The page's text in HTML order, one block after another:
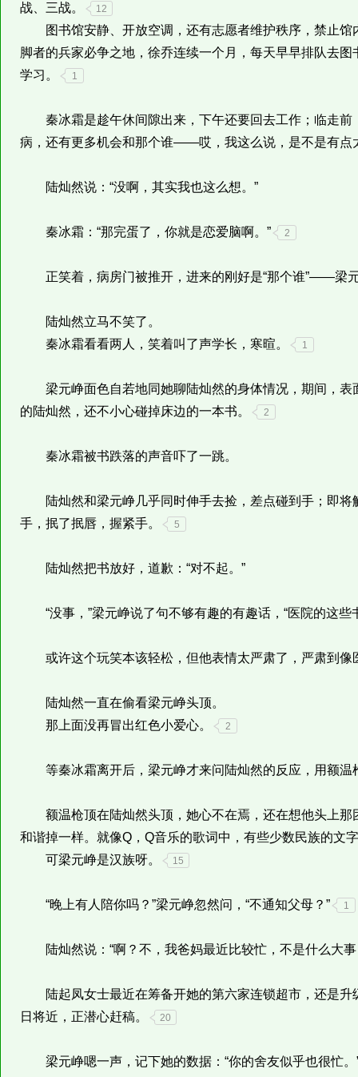
战、三战。
12
图书馆安静、开放空调，还有志愿者维护秩序，禁止馆
脚者的兵家必争之地，徐乔连续一个月，每天早早排队去
学习。
1
秦冰霜是趁午休间隙出来，下午还要回去工作；临走前
病，还有更多机会和那个谁——哎，我这么说，是不是有点
陆灿然说：“没啊，其实我也这么想。”
秦冰霜：“那完蛋了，你就是恋爱脑啊。” 2
正笑着，病房门被推开，进来的刚好是“那个谁”——梁
陆灿然立马不笑了。
秦冰霜看看两人，笑着叫了声学长，寒暄。
1
梁元峥面色自若地同她聊陆灿然的身体情况，期间，表
的陆灿然，还不小心碰掉床边的一本书。
2
秦冰霜被书跌落的声音吓了一跳。
陆灿然和梁元峥几乎同时伸手去捡，差点碰到手；即将
手，抿了抿唇，握紧手。
5
陆灿然把书放好，道歉：“对不起。”
“没事，”梁元峥说了句不够有趣的有趣话，“医院的这些
或许这个玩笑本该轻松，但他表情太严肃了，严肃到像
陆灿然一直在偷看梁元峥头顶。
那上面没再冒出红色小爱心。
2
等秦冰霜离开后，梁元峥才来问陆灿然的反应，用额温
额温枪顶在陆灿然头顶，她心不在焉，还在想他头上那
和谐掉一样。就像Q，Q音乐的歌词中，有些少数民族的文
可梁元峥是汉族呀。
15
“晚上有人陪你吗？”梁元峥忽然问，“不通知父母？” 1
陆灿然说：“啊？不，我爸妈最近比较忙，不是什么大事
陆起凤女士最近在筹备开她的第六家连锁超市，还是升
日将近，正潜心赶稿。
20
梁元峥嗯一声，记下她的数据：“你的舍友似乎也很忙。